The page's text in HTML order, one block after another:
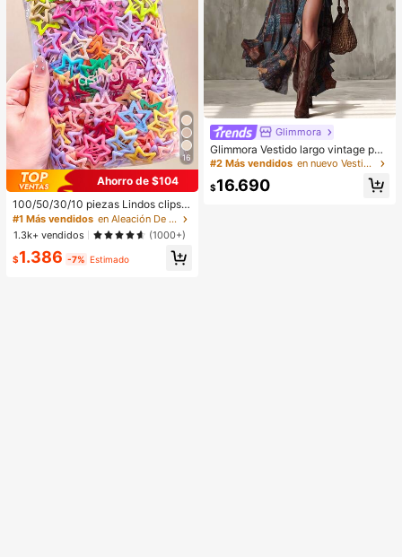
16
Ahorro de $104
100/50/30/10 piezas Lindos clips d
e estrella de cinco puntas estilo Y2
K, clips de cabello coloridos, acces
orios básicos para el cabello - Adec
uados para niñas, uso diario en la e
scuela, fiestas, deportes, estética
#1 Más vendidos
en Aleación De Hierro Accesorios para el cabello d
1.3k+ vendidos
(1000+)
$1.386 -7% Estimado
Glimmora
Glimmora Vestido largo vintage par
a mujer con escote en V profundo y
#2 Más vendidos en nuevo Vestidos largos de mujer
$16.690